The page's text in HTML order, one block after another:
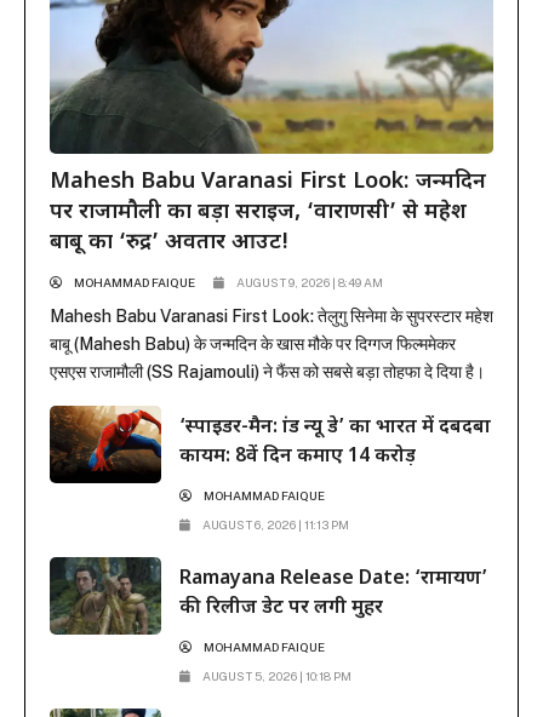
Mahesh Babu Varanasi First Look: जन्मदिन
पर राजामौली का बड़ा सरप्राइज, ‘वाराणसी’ से महेश
बाबू का ‘रुद्र’ अवतार आउट!
MOHAMMAD FAIQUE AUGUST 9, 2026 | 8:49 AM
Mahesh Babu Varanasi First Look: तेलुगु सिनेमा के सुपरस्टार महेश
बाबू (Mahesh Babu) के जन्मदिन के खास मौके पर दिग्गज फिल्ममेकर
एसएस राजामौली (SS Rajamouli) ने फैंस को सबसे बड़ा तोहफा दे दिया है।
महेश बाबू का मच-अवेटेड फर्स्ट लुक रिलीज कर दिया है। इस फिल्म...
‘स्पाइडर-मैन: ब्रांड न्यू डे’ का भारत में दबदबा
कायम: 8वें दिन कमाए 14 करोड़
MOHAMMAD FAIQUE
AUGUST 6, 2026 | 11:13 PM
Ramayana Release Date: ‘रामायण’
की रिलीज डेट पर लगी मुहर
MOHAMMAD FAIQUE
AUGUST 5, 2026 | 10:18 PM